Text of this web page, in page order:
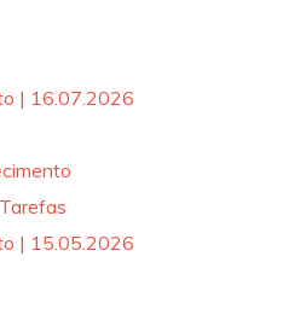
| 16.07.2026
| 15.05.2026